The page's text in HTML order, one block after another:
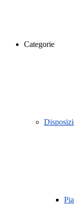
Categorie